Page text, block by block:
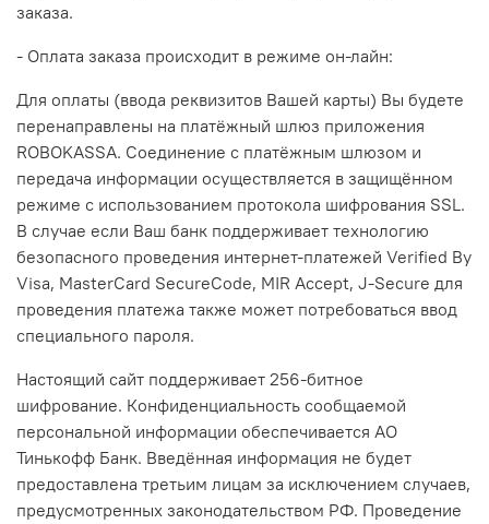
заказа.
- Оплата заказа происходит в режиме он-лайн:
Для оплаты (ввода реквизитов Вашей карты) Вы будете
перенаправлены на платёжный шлюз приложения
ROBOKASSA. Соединение с платёжным шлюзом и
передача информации осуществляется в защищённом
режиме с использованием протокола шифрования SSL.
В случае если Ваш банк поддерживает технологию
безопасного проведения интернет-платежей Verified By
Visa, MasterCard SecureCode, MIR Accept, J-Secure для
проведения платежа также может потребоваться ввод
специального пароля.
Настоящий сайт поддерживает 256-битное
шифрование. Конфиденциальность сообщаемой
персональной информации обеспечивается АО
Тинькофф Банк. Введённая информация не будет
предоставлена третьим лицам за исключением случаев,
предусмотренных законодательством РФ. Проведение